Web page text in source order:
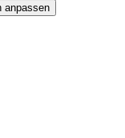
anpassen